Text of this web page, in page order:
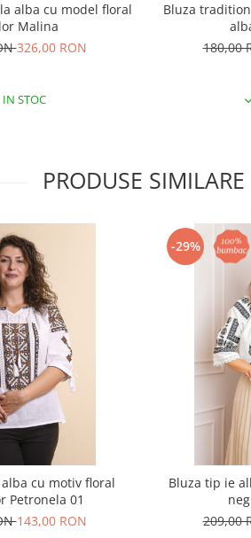
alba cu model floral
Malina
326,00 RON
IN STOC
Bluza
180,00
PRODUSE SIMILARE
cu motiv floral
Petronela 01
143,00 RON
-29%
Bluza tip ie
209,00